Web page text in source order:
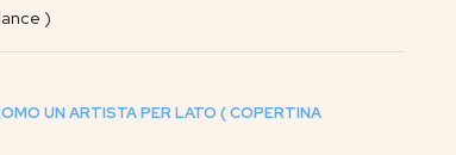
)
UN ARTISTA PER LATO ( COPERTINA